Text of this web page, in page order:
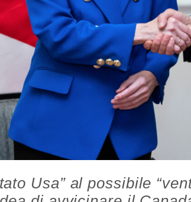
Usa” al possibile